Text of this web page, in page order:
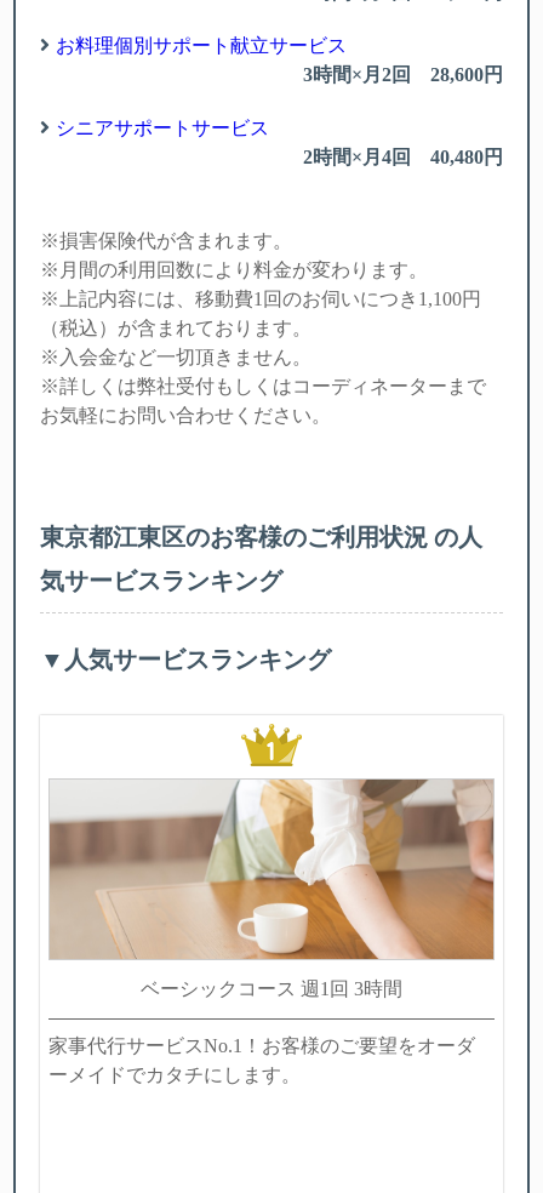
お料理個別サポート献立サービス
3時間×月2回 28,600円
シニアサポートサービス
2時間×月4回 40,480円
※損害保険代が含まれます。
※月間の利用回数により料金が変わります。
※上記内容には、移動費1回のお伺いにつき1,100円
（税込）が含まれております。
※入会金など一切頂きません。
※詳しくは弊社受付もしくはコーディネーターまで
お気軽にお問い合わせください。
東京都江東区のお客様のご利用状況 の人
気サービスランキング
▼人気サービスランキング
ベーシックコース 週1回 3時間
家事代行サービスNo.1！お客様のご要望をオーダ
ーメイドでカタチにします。